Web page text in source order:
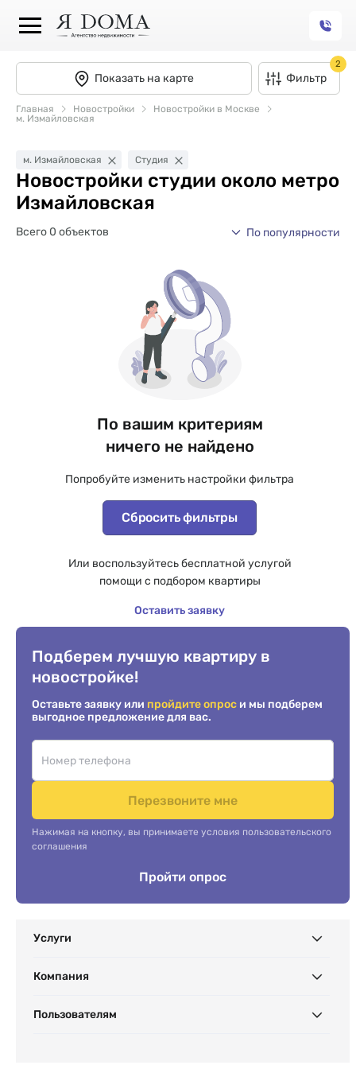
Показать на карте Фильтр
2
Главная Новостройки
Новостройки в Москве
м. Измайловская
м. Измайловская Студия
Новостройки студии около метро
Измайловская
Всего 0 объектов По популярности
По вашим критериям
ничего не найдено
Попробуйте изменить настройки фильтра
Сбросить фильтры
Или воспользуйтесь бесплатной услугой
помощи с подбором квартиры
Оставить заявку
Подберем лучшую квартиру в
новостройке!
Оставьте заявку или пройдите опрос и мы подберем
выгодное предложение для вас.
Перезвоните мне
Нажимая на кнопку, вы принимаете условия пользовательского
соглашения
Пройти опрос
Услуги
Компания
Пользователям